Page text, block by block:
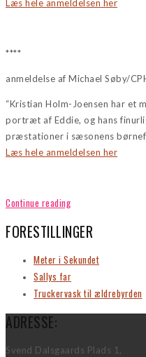
Læs hele anmeldelsen her
****
anmeldelse af Michael Søby/
“Kristian Holm-Joensen har et
portræt af Eddie, og hans
præstationer i sæsonens
Læs hele anmeldelsen her
Continue reading
FORESTILLINGER
Meter i Sekundet
Sallys far
Truckervask til ældrebyrden
ADRESSE:
Svend Dalsgaards Plads 1,